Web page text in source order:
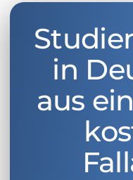
in
aus